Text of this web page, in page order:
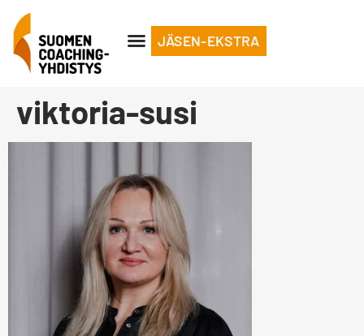
JÄSEN-EKSTRA
viktoria-susi